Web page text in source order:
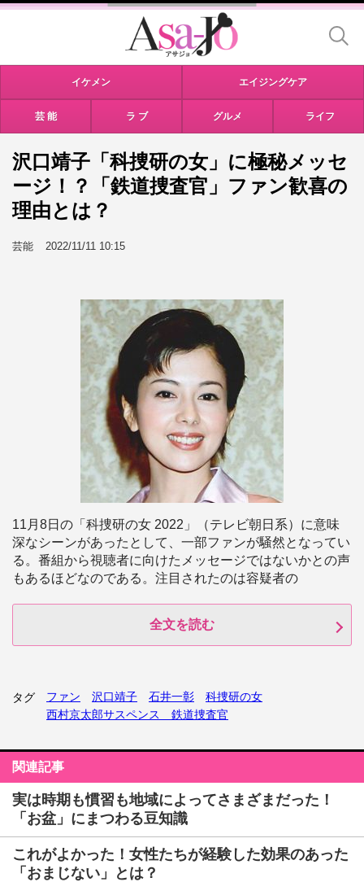
イケメン エイジングケア
芸 能 ラ ブ グルメ ライフ
沢口靖子「科捜研の女」に極秘メッセ
ージ！？「鉄道捜査官」ファン歓喜の
理由とは？
芸能 2022/11/11 10:15
11月8日の「科捜研の女 2022」（テレビ朝日系）に意味
深なシーンがあったとして、一部ファンが騒然となってい
る。番組から視聴者に向けたメッセージではないかとの声
もあるほどなのである。注目されたのは容疑者の
全文を読む
タグ ファン 沢口靖子 石井一彰
科捜研の女
西村京太郎サスペンス 鉄道捜査官
関連記事
実は時期も慣習も地域によってさまざまだった！
「お盆」にまつわる豆知識
これがよかった！女性たちが経験した効果のあった
「おまじない」とは？